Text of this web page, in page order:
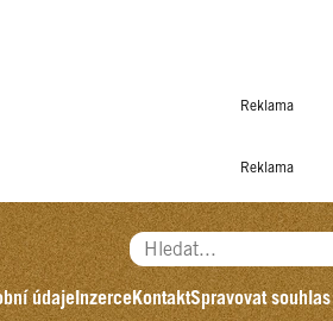
Reklama
Reklama
Hledat...
údajeInzerceKontaktSpravovat